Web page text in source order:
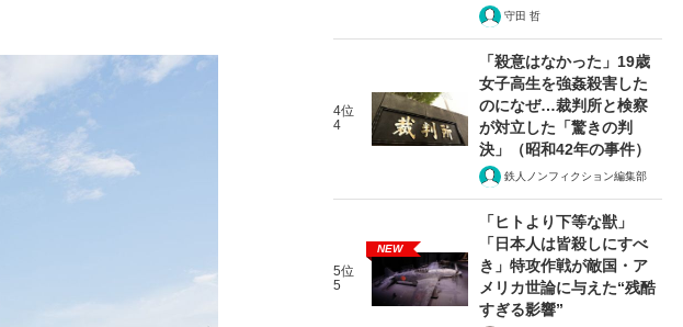
守田 哲
4位
4
「殺意はなかった」19歳
女子高生を強姦殺害した
のになぜ…裁判所と検察
が対立した「驚きの判
決」（昭和42年の事件）
鉄人ノンフィクション編集部
5位
5
NEW
「ヒトより下等な獣」
「日本人は皆殺しにすべ
き」特攻作戦が敵国・ア
メリカ世論に与えた“残酷
すぎる影響”